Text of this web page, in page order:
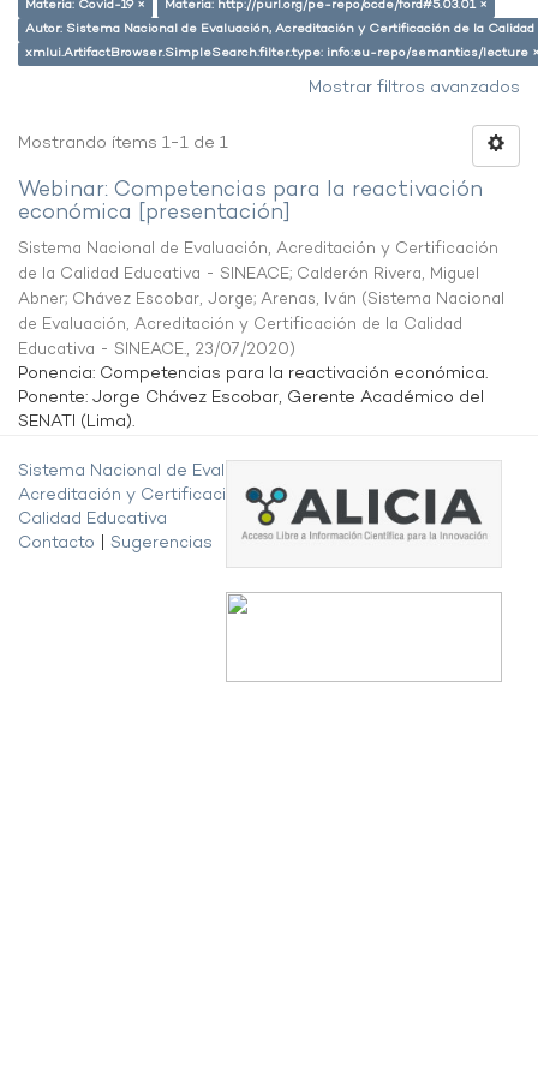
Materia: Covid-19 ×
Materia: http://purl.org/pe-repo/ocde/ford#5.03.01 ×
Autor: Sistema Nacional de Evaluación, Acreditación y Certificación de la
xmlui.ArtifactBrowser.SimpleSearch.filter.type: info:eu-repo/semantics/lecture
Mostrar filtros avanzados
Mostrando ítems 1-1 de 1
Webinar: Competencias para la reactivación
económica [presentación]
Sistema Nacional de Evaluación, Acreditación y Certificación
de la Calidad Educativa - SINEACE; Calderón Rivera, Miguel
Abner; Chávez Escobar, Jorge; Arenas, Iván (Sistema Nacional
de Evaluación, Acreditación y Certificación de la Calidad
Educativa - SINEACE., 23/07/2020)
Ponencia: Competencias para la reactivación económica.
Ponente: Jorge Chávez Escobar, Gerente Académico del
SENATI (Lima).
Sistema Nacional de Evaluación,
Acreditación y Certificación de la
Calidad Educativa
Contacto
Sugerencias